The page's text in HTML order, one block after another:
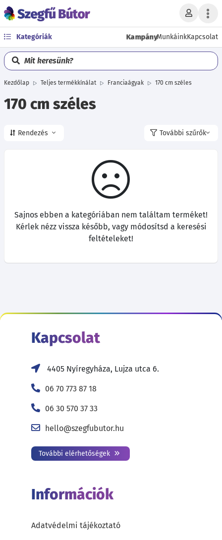
Kategóriák KampányMunkáinkKapcsolat
Mit keresünk?
Kezdőlap Teljes termékkínálat Franciaágyak 170 cm széles
170 cm széles
Rendezés További szűrők
Sajnos ebben a kategóriában nem találtam terméket!
Kérlek nézz vissza később, vagy módosítsd a keresési
feltételeket!
Kapcsolat
4405 Nyíregyháza, Lujza utca 6.
06 70 773 87 18
06 30 570 37 33
hello@szegfubutor.hu
További elérhetőségek
Információk
Adatvédelmi tájékoztató